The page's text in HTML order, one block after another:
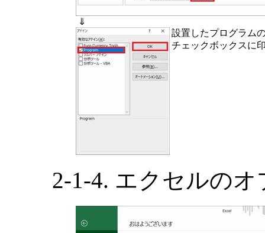
⇓
設置したプログラム
チェックボックスに
2-1-4. エクセルの